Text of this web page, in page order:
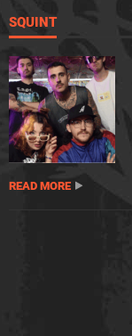
SQUINT
READ MORE